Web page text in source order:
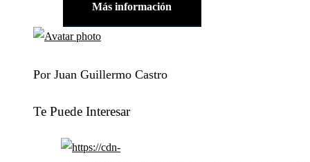
Más información
Por Juan Guillermo Castro
Te Puede Interesar